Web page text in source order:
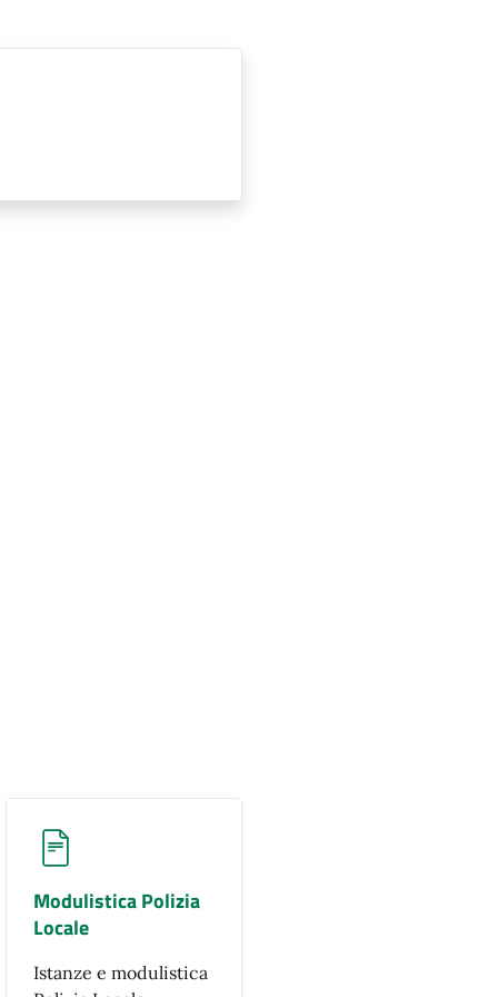
Modulistica Polizia
Locale
Istanze e modulistica